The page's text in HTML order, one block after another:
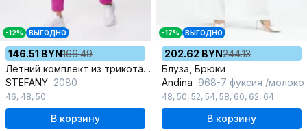
-12% ВЫГОДНО
146.51 BYN166.49
Летний комплект из трикотажа и хлопка с карманами
STEFANY 2080
46, 48, 50
В корзину
-17% ВЫГОДНО
202.62 BYN244.13
Блуза, Брюки
Andina 968-7 фуксия /молоко
48, 50, 52, 54, 58, 60, 62, 64
В корзину